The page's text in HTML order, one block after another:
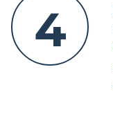
4